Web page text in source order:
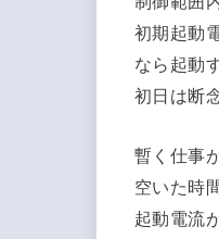
初期起動
なら起動
初日は断念
暫く仕事
空いた時
起動電流